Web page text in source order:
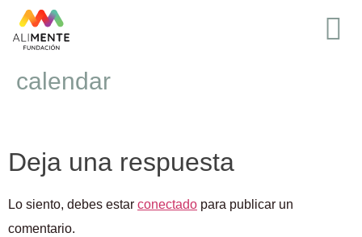
calendar
Deja una respuesta
Lo siento, debes estar conectado para publicar un
comentario.